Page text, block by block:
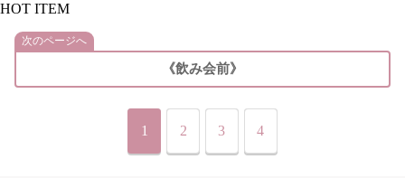
HOT ITEM
次のページへ
《飲み会前》
1 2 3 4